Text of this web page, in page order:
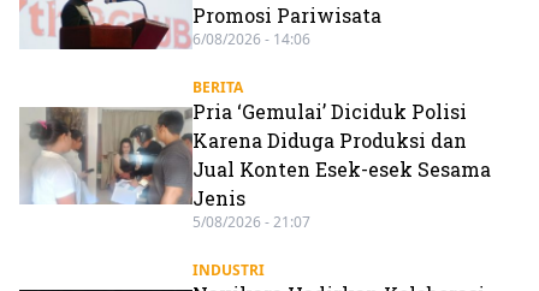
Promosi Pariwisata
6/08/2026 - 14:06
BERITA
Pria ‘Gemulai’ Diciduk Polisi
Karena Diduga Produksi dan
Jual Konten Esek-esek Sesama
Jenis
5/08/2026 - 21:07
INDUSTRI